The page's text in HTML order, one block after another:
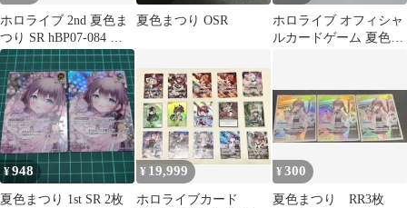
ホロライブ 2nd 夏色ま
つり SR hBP07-084 ま
とめ売り
夏色まつり OSR
ホロライブ オフィシャ
ルカードゲーム 夏色ま
¥948
夏色まつり 1st SR 2枚
¥ 19,999
ホロライブカード
¥300
夏色まつり RR3枚